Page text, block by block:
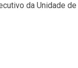
da Unidade